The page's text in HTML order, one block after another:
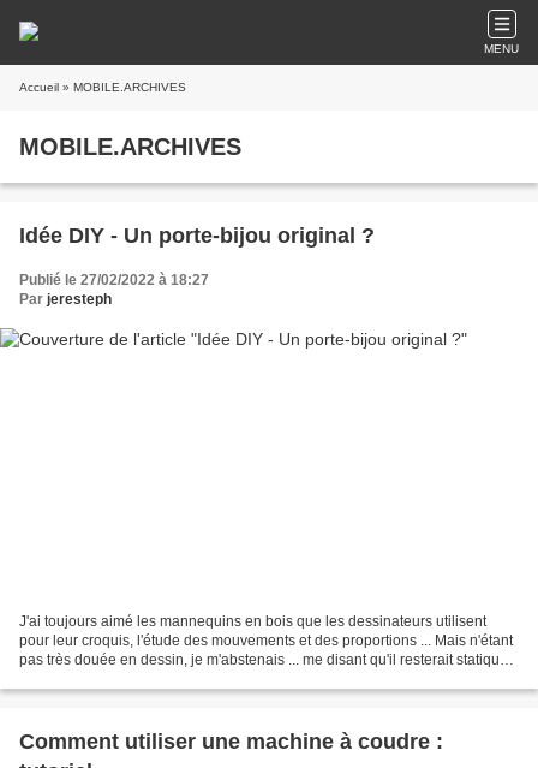
MENU
Accueil » MOBILE.ARCHIVES
MOBILE.ARCHIVES
Idée DIY - Un porte-bijou original ?
Publié le 27/02/2022 à 18:27
Par jeresteph
J'ai toujours aimé les mannequins en bois que les dessinateurs utilisent
pour leur croquis, l'étude des mouvements et des proportions ... Mais n'étant
pas très douée en dessin, je m'abstenais ... me disant qu'il resterait statique
Comment utiliser une machine à coudre :